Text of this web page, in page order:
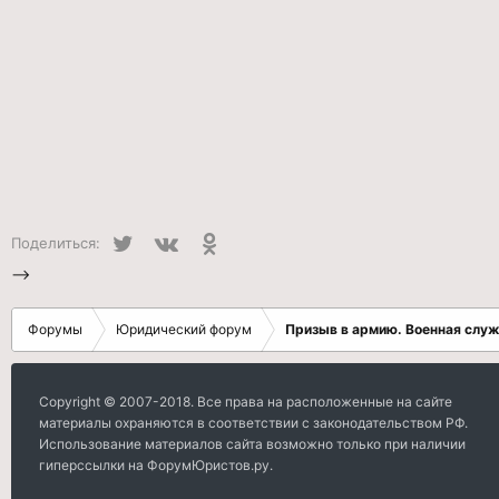
Поделиться: Twitter
-->
Форумы Юридический форум Призыв в армию. Военная
Copyright © 2007-2018. Все права на расположенные на сайте
материалы охраняются в соответствии с законодательством РФ.
Использование материалов сайта возможно только при наличии
гиперссылки на ФорумЮристов.ру.